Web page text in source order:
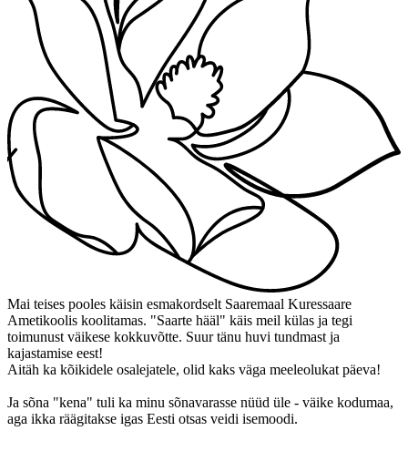
Mai teises pooles käisin esmakordselt Saaremaal Kuressaare
Ametikoolis koolitamas. "Saarte hääl" käis meil külas ja tegi
toimunust väikese kokkuvõtte. Suur tänu huvi tundmast ja
kajastamise eest!
Aitäh ka kõikidele osalejatele, olid kaks väga meeleolukat päeva!
Ja sõna "kena" tuli ka minu sõnavarasse nüüd üle - väike kodumaa,
aga ikka räägitakse igas Eesti otsas veidi isemoodi.